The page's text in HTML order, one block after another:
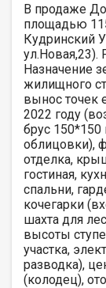
В продаже
площадью
Кудринский
ул.Новая,23).
Назначение
жилищного
вынос точек
2022 году
брус 150*150
облицовки),
отделка,
гостиная,
спальни,
кочегарки
шахта для
высоты
участка,
разводка),
(колодец),